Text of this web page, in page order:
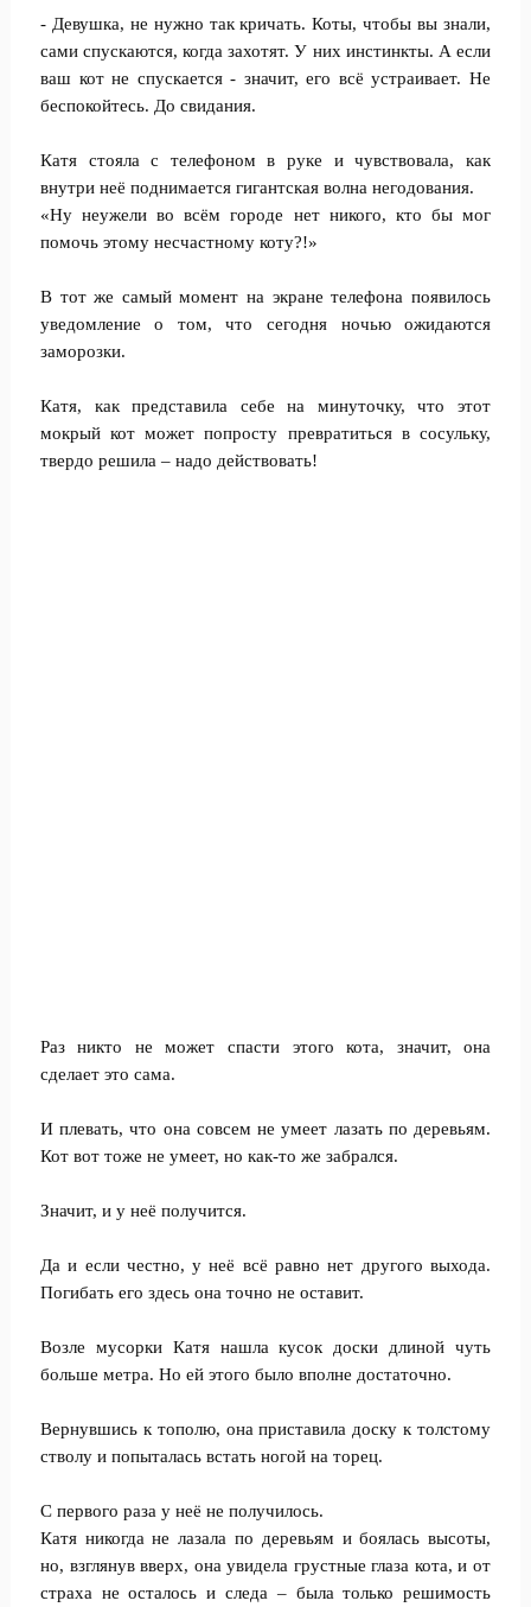
- Девушка, не нужно так кричать. Коты, чтобы вы знали,
сами спускаются, когда захотят. У них инстинкты. А если
ваш кот не спускается - значит, его всё устраивает. Не
беспокойтесь. До свидания.
Катя стояла с телефоном в руке и чувствовала, как
внутри неё поднимается гигантская волна негодования.
«Ну неужели во всём городе нет никого, кто бы мог
помочь этому несчастному коту?!»
В тот же самый момент на экране телефона появилось
уведомление о том, что сегодня ночью ожидаются
заморозки.
Катя, как представила себе на минуточку, что этот
мокрый кот может попросту превратиться в сосульку,
твердо решила – надо действовать!
Раз никто не может спасти этого кота, значит, она
сделает это сама.
И плевать, что она совсем не умеет лазать по деревьям.
Кот вот тоже не умеет, но как-то же забрался.
Значит, и у неё получится.
Да и если честно, у неё всё равно нет другого выхода.
Погибать его здесь она точно не оставит.
Возле мусорки Катя нашла кусок доски длиной чуть
больше метра. Но ей этого было вполне достаточно.
Вернувшись к тополю, она приставила доску к толстому
стволу и попыталась встать ногой на торец.
С первого раза у неё не получилось.
Катя никогда не лазала по деревьям и боялась высоты,
но, взглянув вверх, она увидела грустные глаза кота, и от
страха не осталось и следа – была только решимость